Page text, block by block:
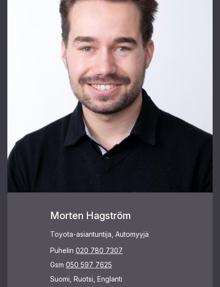
Morten Hagström
Toyota-asiantuntija, Automyyjä
Puhelin 020 780 7307
Gsm 050 597 7625
Suomi, Ruotsi, Englanti